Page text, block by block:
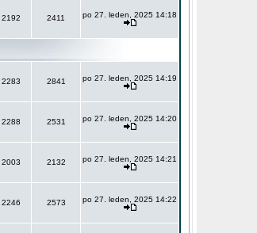
2192 2411 po 27. leden, 2025 14:18
2283 2841 po 27. leden, 2025 14:19
2288 2531 po 27. leden, 2025 14:20
2003 2132 po 27. leden, 2025 14:21
2246 2573 po 27. leden, 2025 14:22